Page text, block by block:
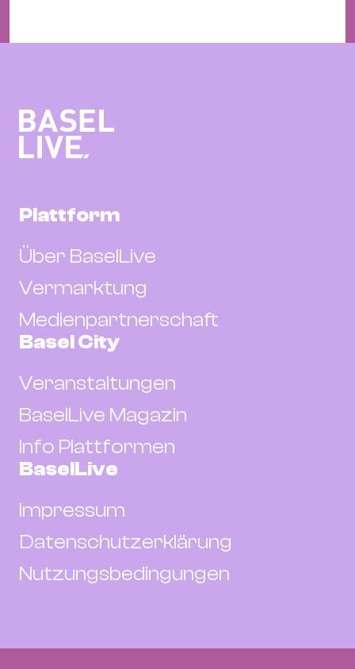
Plattform
Über BaselLive
Vermarktung
Medienpartnerschaft
Basel City
Veranstaltungen
BaselLive Magazin
Info Plattformen
BaselLive
Impressum
Datenschutzerklärung
Nutzungsbedingungen